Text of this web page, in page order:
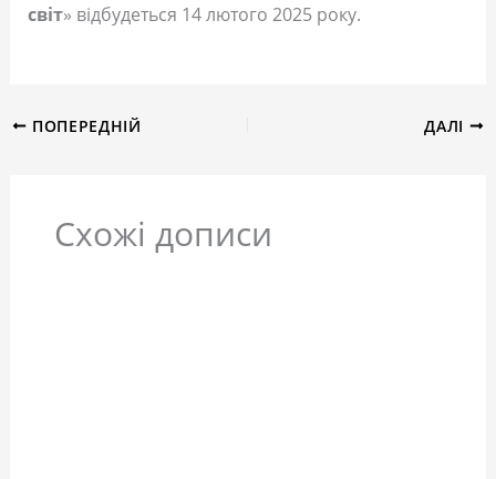
світ» відбудеться 14 лютого 2025 року.
ПОПЕРЕДНІЙ ДАЛІ
Схожі дописи